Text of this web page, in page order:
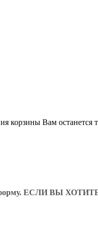
корзины Вам останется
форму. ЕСЛИ ВЫ